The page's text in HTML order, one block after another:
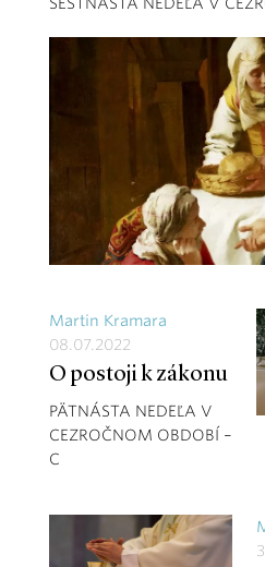
Martin Kramara
08.07.2022
O postoji k zákonu
PÄTNÁSTA NEDEĽA V
CEZROČNOM OBDOBÍ –
C